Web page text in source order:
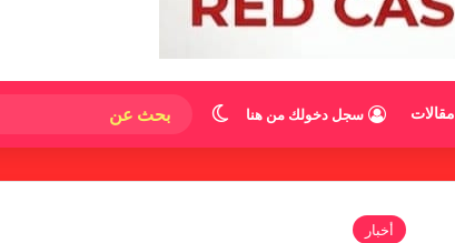
مقالات سجل دخولك من هنا الوضع المظلم
أخبار